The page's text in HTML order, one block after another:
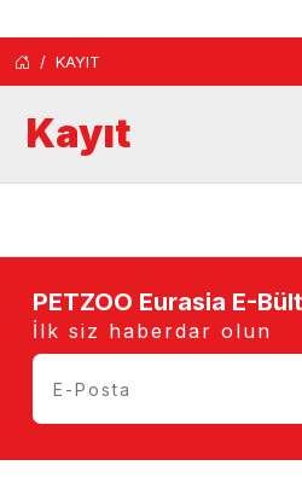
KAYIT
Kayıt
PETZOO Eurasia E-
İlk siz haberdar olun